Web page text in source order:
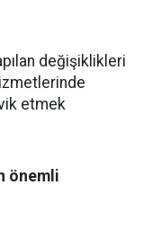
değişiklikleri
etmek
önemli